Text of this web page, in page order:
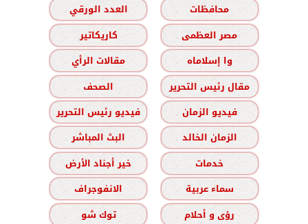
محافظات
العدد الورقي
مصر العظمى
كاريكاتير
وا إسلاماه
مقالات الرأي
مقال رئيس التحرير
الصحف
فيديو الزمان
فيديو رئيس التحرير
الزمان الخالد
البث المباشر
خدمات
خير أجناد الأرض
سماء عربية
الانفوجراف
رؤى و أحلام
توك شو